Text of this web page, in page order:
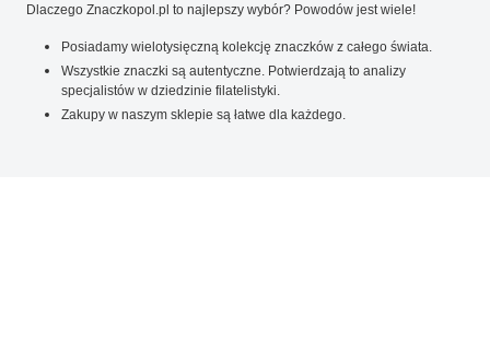
Dlaczego Znaczkopol.pl to najlepszy wybór? Powodów jest wiele!
Posiadamy wielotysięczną kolekcję znaczków z całego świata.
Wszystkie znaczki są autentyczne. Potwierdzają to analizy
specjalistów w dziedzinie filatelistyki.
Zakupy w naszym sklepie są łatwe dla każdego.